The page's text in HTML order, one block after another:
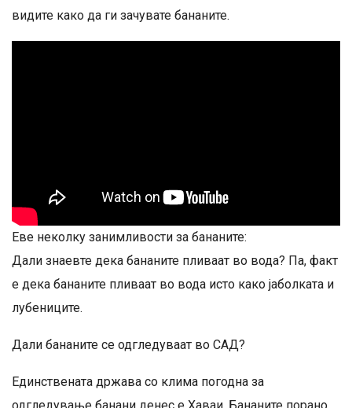
видите како да ги зачувате бананите.
Еве неколку занимливости за бананите:
Дали знаевте дека бананите пливаат во вода? Па, факт
е дека бананите пливаат во вода исто како јаболката и
лубениците.
Дали бананите се одгледуваат во САД?
Единствената држава со клима погодна за